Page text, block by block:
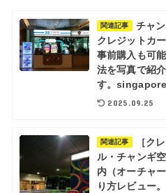
関連記事
チャ
クレジットカ
事前購入も可
法を写真で紹
す。
2025.09.25
関連記事
［ク
ル・チャンギ
内（オーチャ
り方レビュー